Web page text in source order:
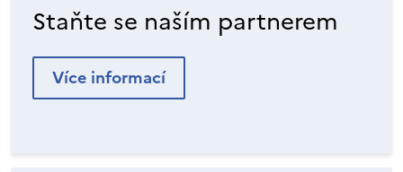
Staňte se naším partnerem
Více informací